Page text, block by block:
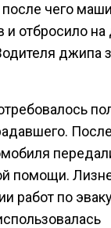
чего
и отбросило
джипа
помощи.
работ по